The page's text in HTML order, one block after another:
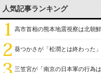
人気記事ランキング
高市首相の熊本地震視察は北朝
葵つかさが「松潤とは終わった
三笠宮が「南京の日本軍の行為は